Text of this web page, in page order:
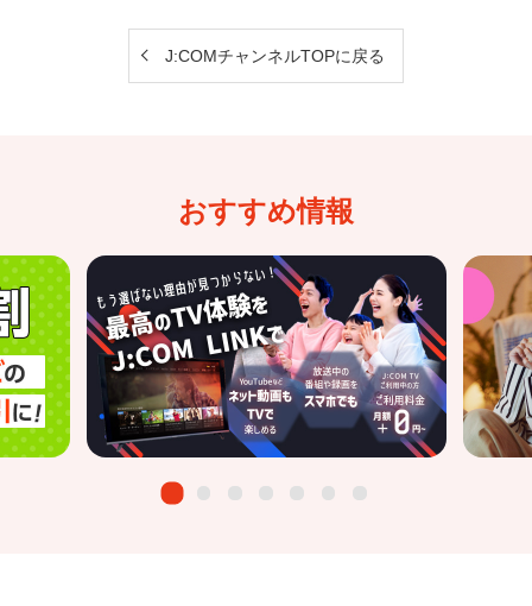
J:COMチャンネルTOPに戻る
おすすめ情報